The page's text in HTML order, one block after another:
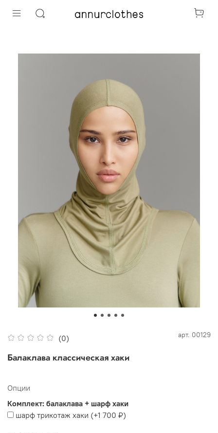
(0) арт. 00129
Балаклава классическая хаки
Опции
Комплект: балаклава + шарф хаки
шарф трикотаж хаки (+1 700 ₽)